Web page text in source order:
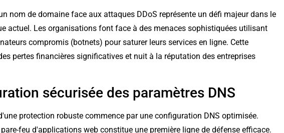
nom de domaine face aux attaques DDoS représente un défi majeur dans le
actuel. Les organisations font face à des menaces sophistiquées utilisant
compromis (botnets) pour saturer leurs services en ligne. Cette
pertes financières significatives et nuit à la réputation des entreprises
sécurisée des paramètres DNS
protection robuste commence par une configuration DNS optimisée.
feu d'applications web constitue une première ligne de défense efficace.